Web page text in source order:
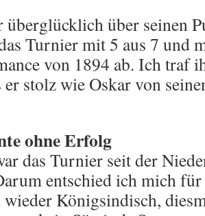
überglücklich über seinen
Turnier mit 5 aus 7 und
von 1894 ab. Ich traf
stolz wie Oskar von
ohne Erfolg
das Turnier seit der
entschied ich mich
wieder Königsindisch,